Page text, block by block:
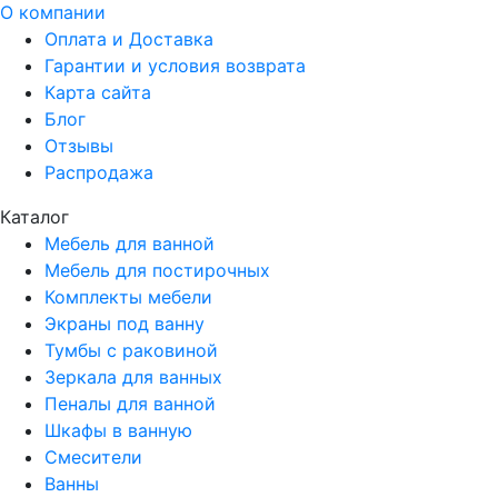
О компании
Оплата и Доставка
Гарантии и условия возврата
Карта сайта
Блог
Отзывы
Распродажа
Каталог
Мебель для ванной
Мебель для постирочных
Комплекты мебели
Экраны под ванну
Тумбы с раковиной
Зеркала для ванных
Пеналы для ванной
Шкафы в ванную
Смесители
Ванны